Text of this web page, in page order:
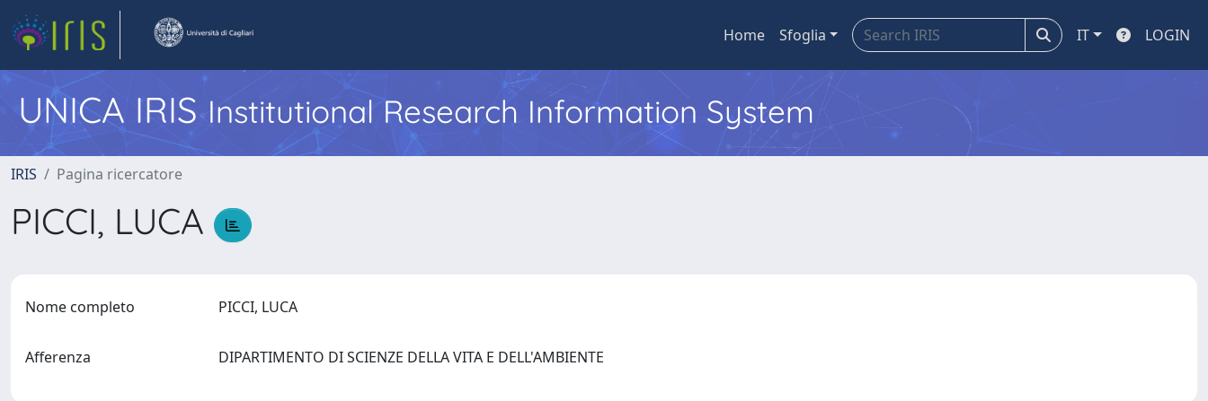
Home Sfoglia IT LOGIN
UNICA IRISInstitutional Research Information System
IRIS Pagina ricercatore
PICCI, LUCA
Nome completo PICCI, LUCA
Afferenza DIPARTIMENTO DI SCIENZE DELLA VITA E DELL'AMBIENTE